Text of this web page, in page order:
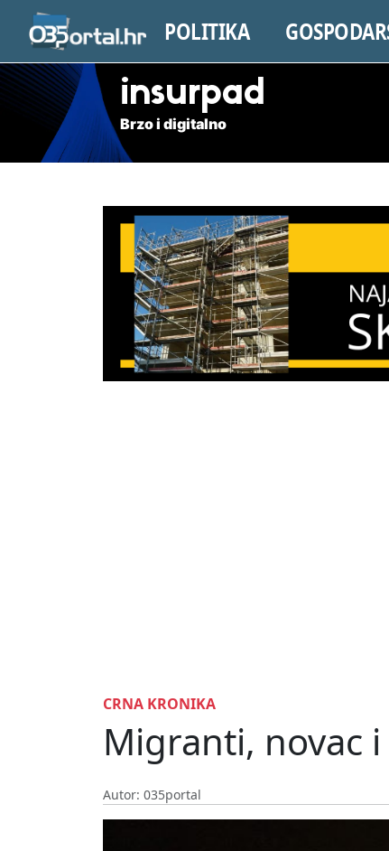
POLITIKA
insurpad
Brzo i digitalno
CRNA KRONIKA
Migranti, novac
Autor: 035portal